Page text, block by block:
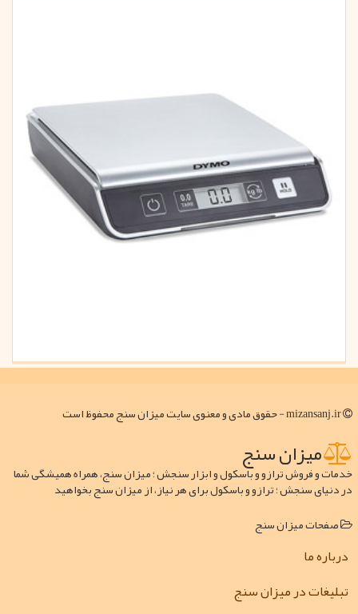
میزان سنج
خدمات و فروش ترازو و باسکول و ابزار سنجش ؛ میزان سنج، همراه همیشگی شما
در دنیای سنجش ؛ ترازو و باسکول برای هر نیاز، از میزان سنج بخواهید
صفحات میزان سنج
درباره ما
تبلیغات در میزان سنج